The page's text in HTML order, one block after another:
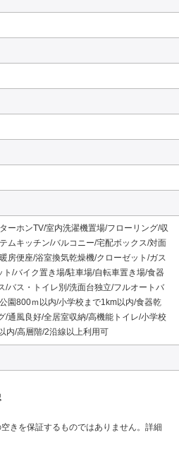
ーホンTV/室内洗濯機置場/フローリング/収
ムキッチン/バルコニー/宅配ボックス/対面
房便座/浴室換気乾燥機/クローゼット/ガス
/バイク置き場/駐車場/自転車置き場/食器
/バス・トイレ別/洗面台独立/フルオートバ
園800ｍ以内/小学校まで1km以内/食器乾
/通風良好/全居室収納/高機能トイレ/小学校
内/高層階/2沿線以上利用可
きを保証するものではありません。詳細